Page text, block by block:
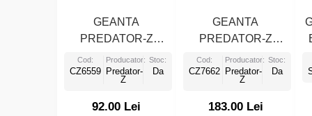
GEANTA
PREDATOR-Z
SPINNING BAG
31x23x33cm
Cod:
CZ6559
Producator:
Predator-
Z
Stoc:
Da
92.00 Lei
GEANTA
PREDATOR-Z
HANZO LURE BOX
35x23x14cm
Cod:
CZ7662
Producator:
Predator-
Z
Stoc:
Da
183.00 Lei